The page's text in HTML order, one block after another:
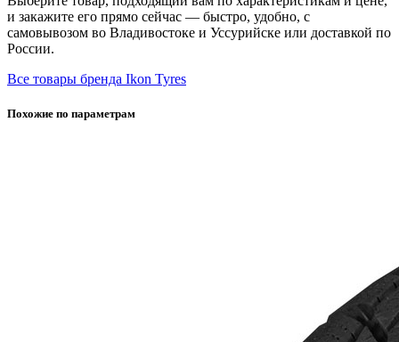
и закажите его прямо сейчас — быстро, удобно, с
самовывозом во Владивостоке и Уссурийске или доставкой по
России.
Все товары бренда Ikon Tyres
Похожие по параметрам